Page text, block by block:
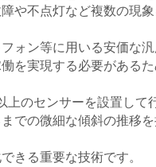
や不点灯など複数の現
ォン等に用いる安価な
を実現する必要がある
上のセンサーを設置して
での微細な傾斜の推移
きる重要な技術です。